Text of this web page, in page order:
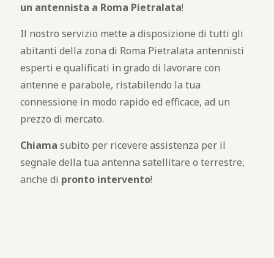
un antennista a Roma Pietralata!
Il nostro servizio mette a disposizione di tutti gli
abitanti della zona di Roma Pietralata antennisti
esperti e qualificati in grado di lavorare con
antenne e parabole, ristabilendo la tua
connessione in modo rapido ed efficace, ad un
prezzo di mercato.
Chiama subito per ricevere assistenza per il
segnale della tua antenna satellitare o terrestre,
anche di pronto intervento!